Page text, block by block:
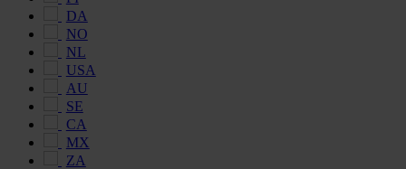
DA
NO
NL
USA
AU
SE
CA
MX
ZA